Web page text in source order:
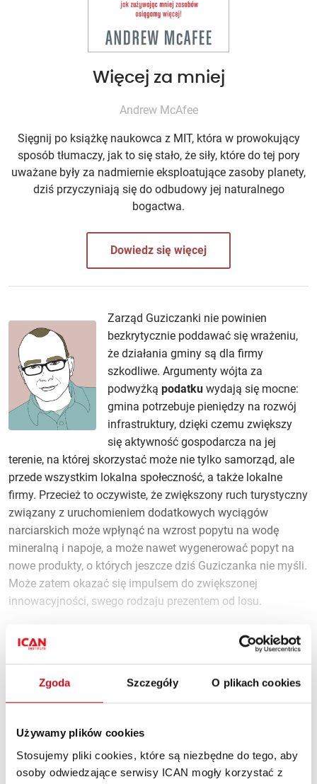
Zgoda Szczegóły O plikach cookies
Używamy plików cookies
Stosujemy pliki cookies, które są niezbędne do tego, aby
osoby odwiedzające serwisy ICAN mogły korzystać z
Więcej za mniej
Andrew McAfee
Sięgnij po książkę naukowca z MIT, która w prowokujący
sposób tłumaczy, jak to się stało, że siły, które do tej pory
uważane były za nadmiernie eksploatujące zasoby planety,
dziś przyczyniają się do odbudowy jej naturalnego
bogactwa.
Dowiedz się więcej
Zarząd Guziczanki nie powinien
bezkrytycznie poddawać się wrażeniu,
że działania gminy są dla firmy
szkodliwe. Argumenty wójta za
podwyżką podatkuwydają się mocne:
gmina potrzebuje pieniędzy na rozwój
infrastruktury, dzięki czemu zwiększy
się aktywność gospodarcza na jej
terenie, na której skorzystać może nie tylko samorząd, ale
przede wszystkim lokalna społeczność, a także lokalne
firmy. Przecież to oczywiste, że zwiększony ruch turystyczny
związany z uruchomieniem dodatkowych wyciągów
narciarskich może wpłynąć na wzrost popytu na wodę
mineralną i napoje, a może nawet wygenerować popyt na
nowe produkty, o których jeszcze dziś Guziczanka nie myśli.
Może zatem okazać się impulsem do zwiększonej
innowacyjności, swego rodzaju prezentem od losu.
Materiał dostępny tylko dla
subskrybentów